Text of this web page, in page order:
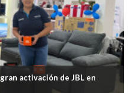
activación de JBL en